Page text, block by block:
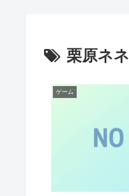
栗原ネネ
ゲーム